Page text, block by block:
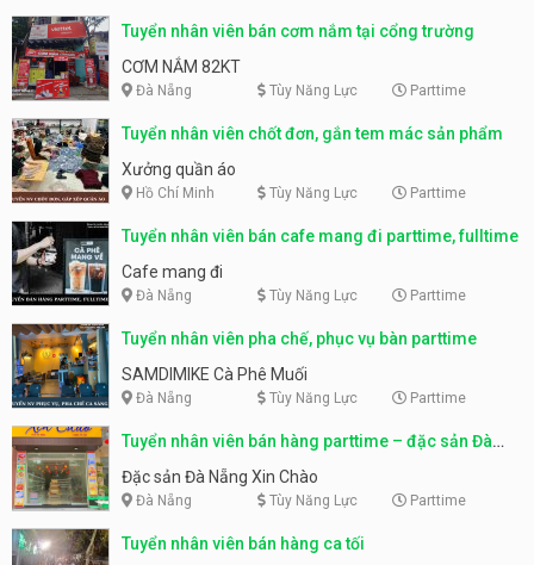
Tuyển nhân viên bán cơm nắm tại cổng trường
CƠM NẮM 82KT
Đà Nẵng Tùy Năng Lực Parttime
Tuyển nhân viên chốt đơn, gắn tem mác sản phẩm
Xưởng quần áo
Hồ Chí Minh Tùy Năng Lực Parttime
Tuyển nhân viên bán cafe mang đi parttime, fulltime
Cafe mang đi
Đà Nẵng Tùy Năng Lực Parttime
Tuyển nhân viên pha chế, phục vụ bàn parttime
SAMDIMIKE Cà Phê Muối
Đà Nẵng Tùy Năng Lực Parttime
Tuyển nhân viên bán hàng parttime – đặc sản Đà
Nẵng
Đặc sản Đà Nẵng Xin Chào
Đà Nẵng Tùy Năng Lực Parttime
Tuyển nhân viên bán hàng ca tối